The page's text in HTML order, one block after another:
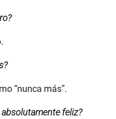
“nunca más”.
feliz?